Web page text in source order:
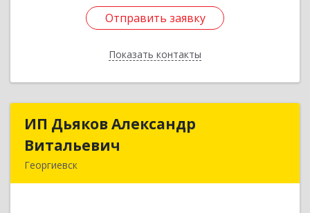
Отправить заявку
Показать контакты
Отправить заявку
Назад
ИП Дьяков Александр
Витальевич
Георгиевск
ИП Дьяков Александр